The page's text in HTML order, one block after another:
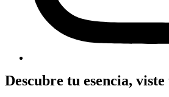
Descubre tu esencia,